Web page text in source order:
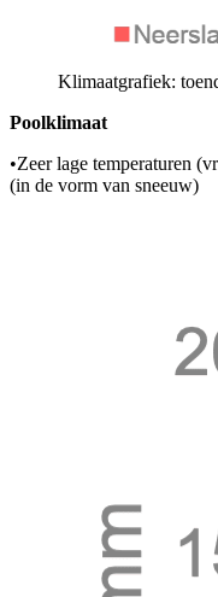
Klimaatgrafiek:
Poolklimaat
•Zeer lage temperaturen
(in de vorm van sneeuw)